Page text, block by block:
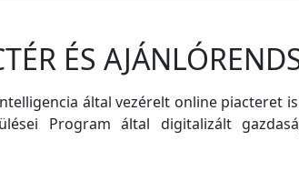
ÉS
által vezérelt online piacteret
Program által digitalizált